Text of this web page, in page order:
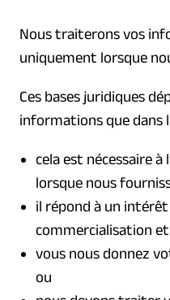
Nous traiterons vos
uniquement lorsque
Ces bases juridiques
informations que dans
cela est nécessaire
lorsque nous
il répond à un
commercialisation
vous nous donnez
ou